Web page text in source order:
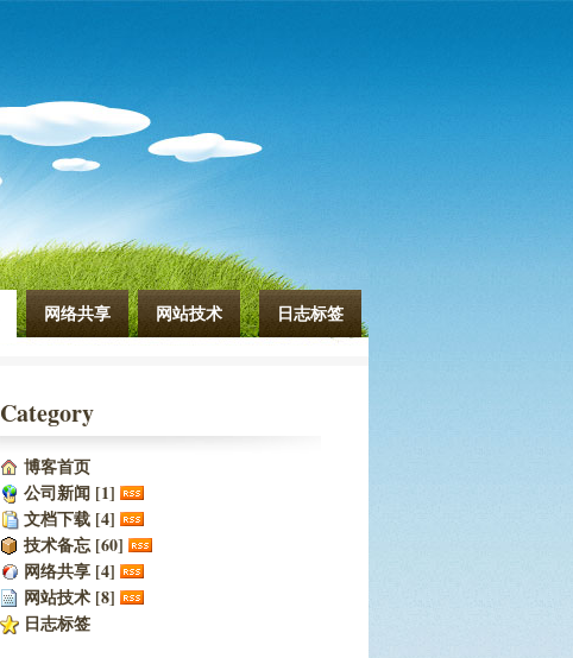
网络共享 网站技术 日志标签
Category
博客首页
公司新闻 [1]
文档下载 [4]
技术备忘 [60]
网络共享 [4]
网站技术 [8]
日志标签